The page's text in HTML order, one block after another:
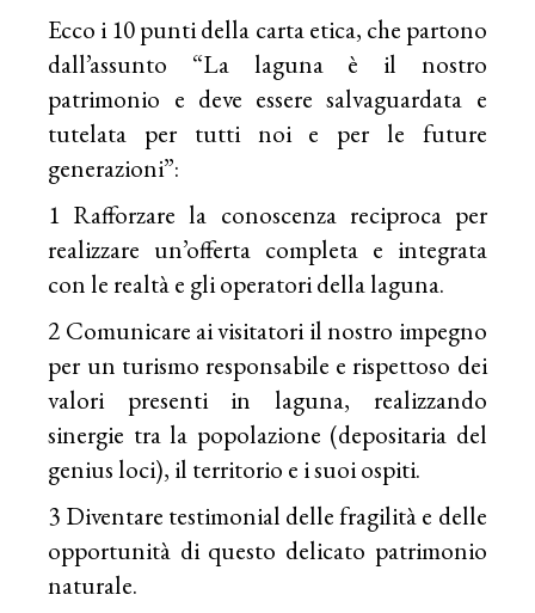
Ecco i 10 punti della carta etica, che partono
dall’assunto “La laguna è il nostro
patrimonio e deve essere salvaguardata e
tutelata per tutti noi e per le future
generazioni”:
1 Rafforzare la conoscenza reciproca per
realizzare un’offerta completa e integrata
con le realtà e gli operatori della laguna.
2 Comunicare ai visitatori il nostro impegno
per un turismo responsabile e rispettoso dei
valori presenti in laguna, realizzando
sinergie tra la popolazione (depositaria del
genius loci), il territorio e i suoi ospiti.
3 Diventare testimonial delle fragilità e delle
opportunità di questo delicato patrimonio
naturale.